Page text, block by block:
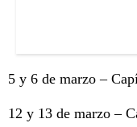
5 y 6 de marzo –
12 y 13 de marzo –